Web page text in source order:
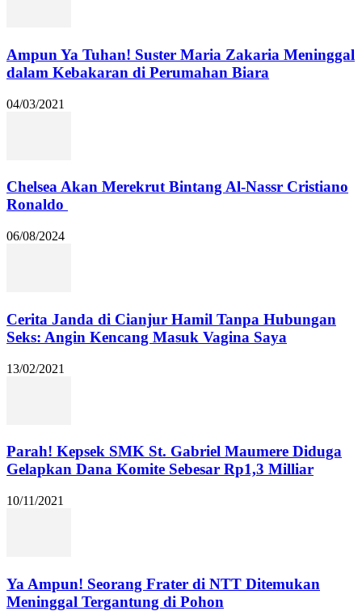
Ampun Ya Tuhan! Suster Maria Zakaria Meninggal
dalam Kebakaran di Perumahan Biara
04/03/2021
Chelsea Akan Merekrut Bintang Al-Nassr Cristiano
Ronaldo
06/08/2024
Cerita Janda di Cianjur Hamil Tanpa Hubungan
Seks: Angin Kencang Masuk Vagina Saya
13/02/2021
Parah! Kepsek SMK St. Gabriel Maumere Diduga
Gelapkan Dana Komite Sebesar Rp1,3 Milliar
10/11/2021
Ya Ampun! Seorang Frater di NTT Ditemukan
Meninggal Tergantung di Pohon